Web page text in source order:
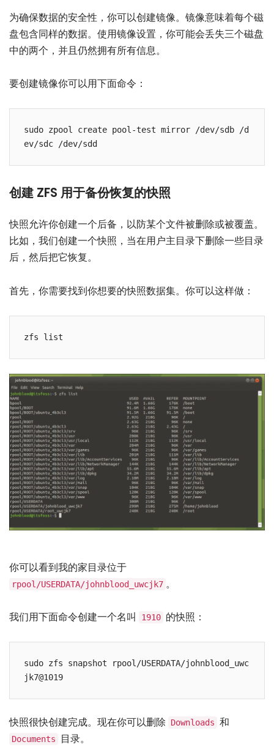
为确保数据的安全性，你可以创建镜像。镜像意味着每个磁
盘包含同样的数据。使用镜像设置，你可能会丢失三个磁盘
中的两个，并且仍然拥有所有信息。
要创建镜像你可以用下面命令：
sudo zpool create pool-test mirror /dev/sdb /d
ev/sdc /dev/sdd
创建 ZFS 用于备份恢复的快照
快照允许你创建一个后备，以防某个文件被删除或被覆盖。
比如，我们创建一个快照，当在用户主目录下删除一些目录
后，然后把它恢复。
首先，你需要找到你想要的快照数据集。你可以这样做：
zfs list
你可以看到我的家目录位于
rpool/USERDATA/johnblood_uwcjk7 。
我们用下面命令创建一个名叫 1910 的快照：
sudo zfs snapshot rpool/USERDATA/johnblood_uwc
jk7@1019
快照很快创建完成。现在你可以删除 Downloads 和
Documents 目录。